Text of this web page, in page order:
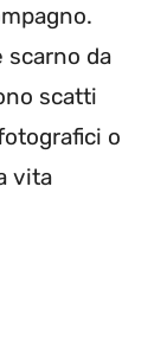
scarno da
scatti
o
vita